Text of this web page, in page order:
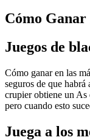
Cómo Ganar
Juegos de
Cómo ganar en las
seguros de que
crupier obtiene un As
pero cuando esto
Juega a los